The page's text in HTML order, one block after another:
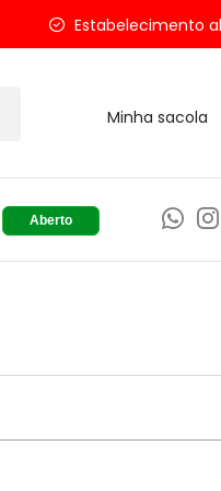
Estabelecimento
Minha sacola
Aberto